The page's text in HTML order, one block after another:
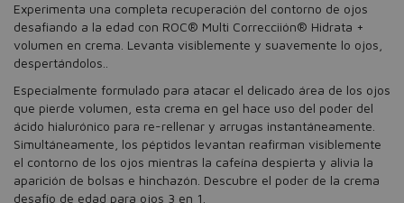
Experimenta una completa recuperación del contorno de ojos
desafiando a la edad con ROC® Multi Correcciión® Hidrata +
volumen en crema. Levanta visiblemente y suavemente lo ojos,
despertándolos..
Especialmente formulado para atacar el delicado área de los ojos
que pierde volumen, esta crema en gel hace uso del poder del
ácido hialurónico para re-rellenar y arrugas instantáneamente.
Simultáneamente, los péptidos levantan reafirman visiblemente
el contorno de los ojos mientras la cafeína despierta y alivia la
aparición de bolsas e hinchazón. Descubre el poder de la crema
desafío de edad para ojos 3 en 1.